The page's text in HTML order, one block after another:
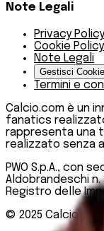
Note Legali
Privacy Policy
Cookie Policy
Note Legali
Gestisci Cookie
Termini e
Calcio.com è un
fanatics realizzato
rappresenta una
realizzato senza
PWO S.p.A., con
Aldobrandeschi n.
Registro delle
© 2025 Calcio.com